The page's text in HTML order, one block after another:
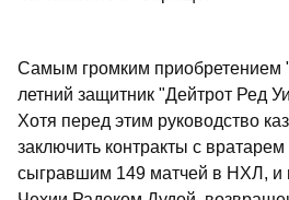
Самым громким приобретением
летний защитник "Дейтрот Ред
Хотя перед этим руководство
заключить контракты с
сыгравшим 149 матчей в НХЛ,